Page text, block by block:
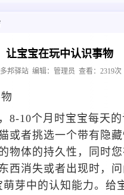
让宝宝在玩中认识事物
邦驿站 编辑：管理员 查看：2319
8-10个月时宝宝每天
或者挑选一个带有隐
物体的持久性，同时
消失或者出现时，问
芽中的认知能力。给